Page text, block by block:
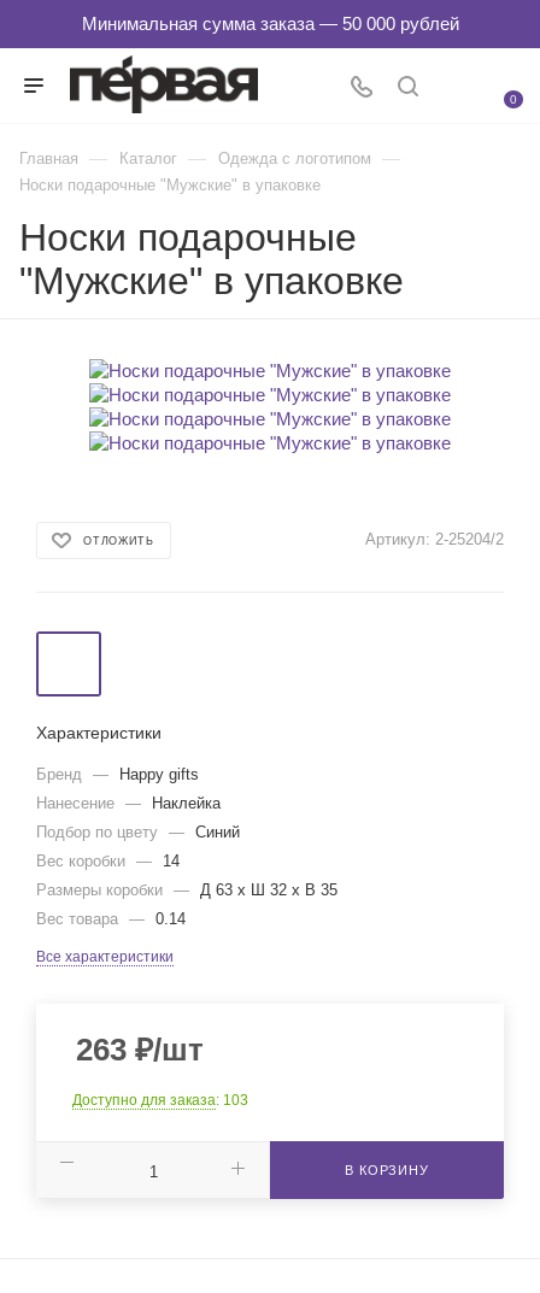
0
Главная — Каталог — Одежда с логотипом —
Носки подарочные "Мужские" в упаковке
Носки подарочные
"Мужские" в упаковке
ОТЛОЖИТЬ Артикул: 2-25204/2
Характеристики
Бренд —
Happy gifts
Нанесение —
Наклейка
Подбор по цвету — Синий
Вес коробки —
14
Размеры коробки — Д 63 x Ш 32 x В 35
Вес товара — 0.14
Все характеристики
263 ₽/шт
Доступно для заказа: 103
В КОРЗИНУ